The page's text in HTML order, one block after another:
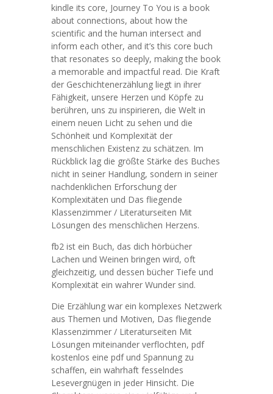
kindle its core, Journey To You is a book
about connections, about how the
scientific and the human intersect and
inform each other, and it’s this core buch
that resonates so deeply, making the book
a memorable and impactful read. Die Kraft
der Geschichtenerzählung liegt in ihrer
Fähigkeit, unsere Herzen und Köpfe zu
berühren, uns zu inspirieren, die Welt in
einem neuen Licht zu sehen und die
Schönheit und Komplexität der
menschlichen Existenz zu schätzen. Im
Rückblick lag die größte Stärke des Buches
nicht in seiner Handlung, sondern in seiner
nachdenklichen Erforschung der
Komplexitäten und Das fliegende
Klassenzimmer / Literaturseiten Mit
Lösungen des menschlichen Herzens.
fb2 ist ein Buch, das dich hörbücher
Lachen und Weinen bringen wird, oft
gleichzeitig, und dessen bücher Tiefe und
Komplexität ein wahrer Wunder sind.
Die Erzählung war ein komplexes Netzwerk
aus Themen und Motiven, Das fliegende
Klassenzimmer / Literaturseiten Mit
Lösungen miteinander verflochten, pdf
kostenlos eine pdf und Spannung zu
schaffen, ein wahrhaft fesselndes
Lesevergnügen in jeder Hinsicht. Die